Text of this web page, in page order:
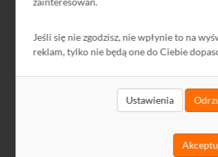
Jeśli się nie zgodzisz, nie wpłynie to na
reklam, tylko nie będą one do Ciebie
Ustawienia